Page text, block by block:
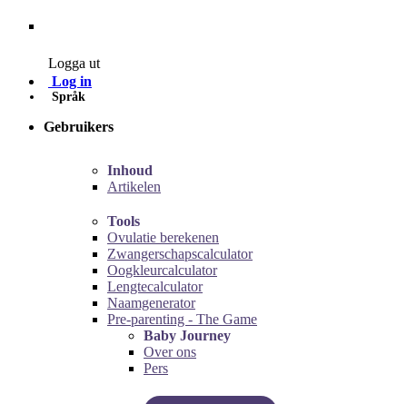
Logga ut
Log in
Språk
Gebruikers
Inhoud
Artikelen
Tools
Ovulatie berekenen
Zwangerschapscalculator
Oogkleurcalculator
Lengtecalculator
Naamgenerator
Pre-parenting - The Game
Baby Journey
Over ons
Pers